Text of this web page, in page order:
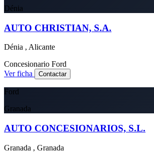
Dénia
AUTO CHRISTIAN, S.A.
Dénia , Alicante
Concesionario Ford
Ver ficha
Contactar
Ford
Granada
AUTO CONCESIONARIOS, S.L.
Granada , Granada